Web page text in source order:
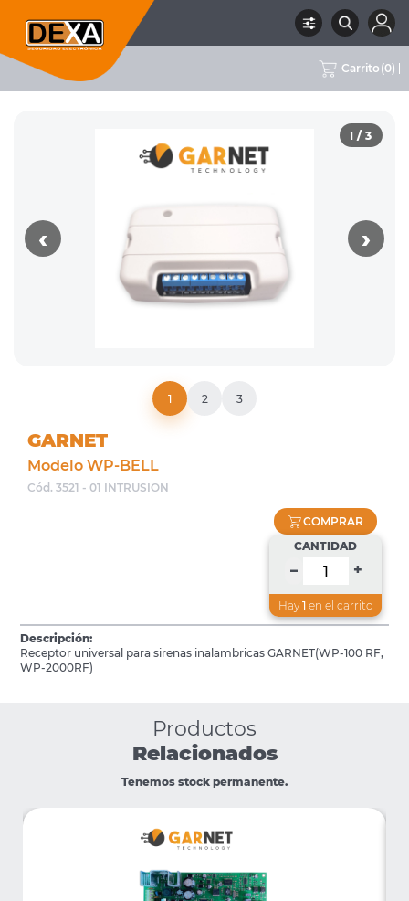
Carrito (0)
MARCA
‹ ›
1 / 3
1 2 3
GARNET
Modelo WP-BELL
Cód. 3521 - 01 INTRUSION
COMPRAR
CANTIDAD
– +
Hay 1 en el carrito
Descripción:
Receptor universal para sirenas inalambricas GARNET(WP-100 RF,
WP-2000RF)
Productos
Relacionados
Tenemos stock permanente.